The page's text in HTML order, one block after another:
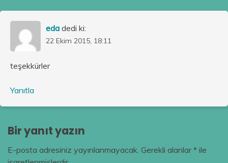
eda dedi ki:
22 Ekim 2015, 18:11
teşekkürler
Yanıtla
Bir yanıt yazın
E-posta adresiniz yayınlanmayacak. Gerekli alanlar* ile